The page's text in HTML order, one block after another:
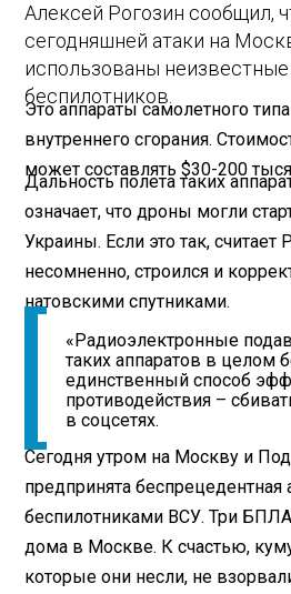
Алексей Рогозин сообщил,
сегодняшней атаки на
использованы
беспилотников.
Это аппараты самолетного
внутреннего сгорания.
может составлять $30-200
Дальность полета таких
означает, что дроны могли
Украины. Если это так, считает
несомненно, строился и
натовскими спутниками.
«Радиоэлектронные
таких аппаратов в целом
единственный способ
противодействия –
в соцсетях.
Сегодня утром на Москву и
предпринята беспрецедентная
беспилотниками ВСУ. Три
дома в Москве. К счастью,
которые они несли, не